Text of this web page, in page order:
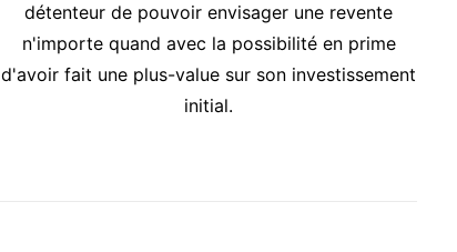
détenteur de pouvoir envisager une revente
n'importe quand avec la possibilité en prime
d'avoir fait une plus-value sur son investissement
initial.